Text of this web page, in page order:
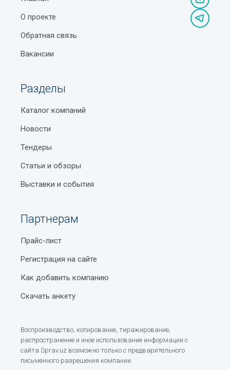
О проекте
Обратная связь
Вакансии
Разделы
Каталог компаний
Новости
Тендеры
Статьи и обзоры
Выставки и события
Партнерам
Прайс-лист
Регистрация на сайте
Как добавить компанию
Скачать анкету
Воспроизводство, копирование, тиражирование,
распространение и иное использование информации с
сайта Sprav.uz возможно только с предварительного
письменного разрешения компании.